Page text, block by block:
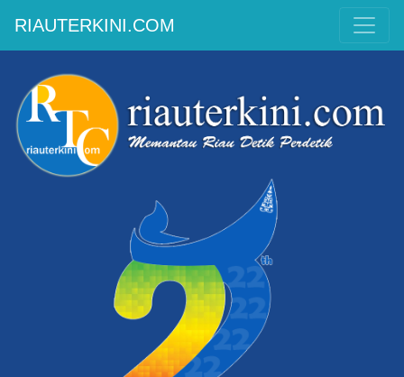
RIAUTERKINI.COM